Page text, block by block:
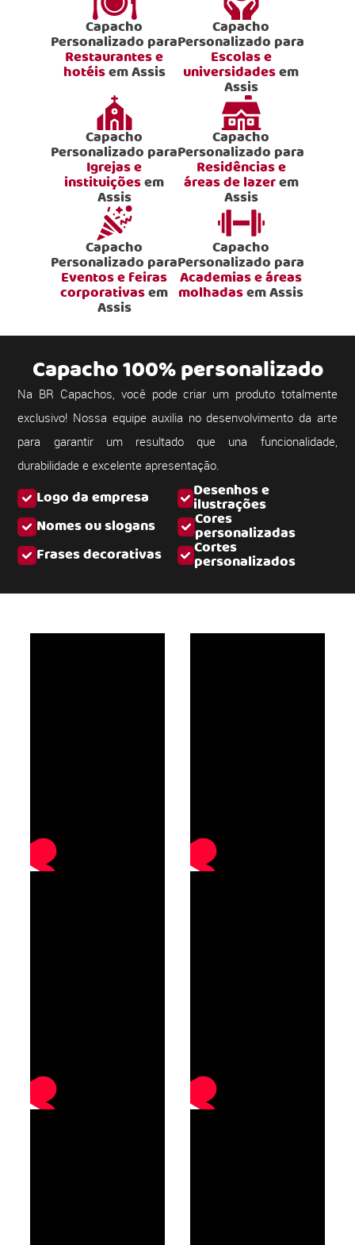
Capacho
Personalizado para
Restaurantes e
hotéisem Assis
Capacho
Personalizado para
Escolas e
universidadesem
Assis
Capacho
Personalizado para
Igrejas e
instituiçõesem
Assis
Capacho
Personalizado para
Residências e
áreas de lazerem
Assis
Capacho
Personalizado para
Eventos e feiras
corporativasem
Assis
Capacho
Personalizado para
Academias e áreas
molhadasem Assis
Logo da empresa Desenhos e
ilustrações
Nomes ou slogans
Cores
personalizadas
Frases decorativas
Cortes
personalizados
Capacho 100% personalizado
Na BR Capachos, você pode criar um produto totalmente
exclusivo! Nossa equipe auxilia no desenvolvimento da arte
para garantir um resultado que una funcionalidade,
durabilidade e excelente apresentação.